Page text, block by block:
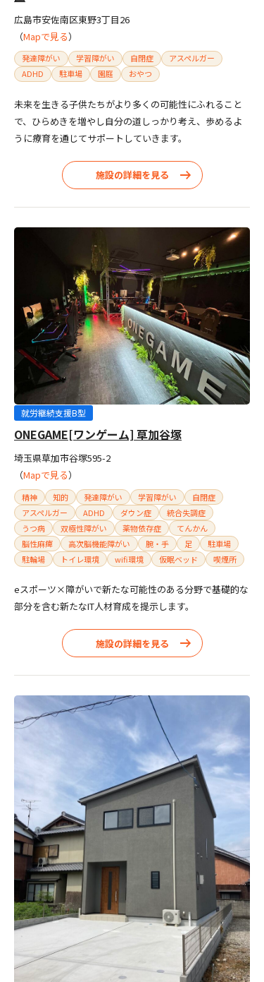
広島市安佐南区東野3丁目26
（Mapで見る）
発達障がい 学習障がい 自閉症
アスペルガー
ADHD
駐車場 園庭 おやつ
未来を生きる子供たちがより多くの可能性にふれること
で、ひらめきを増やし自分の道しっかり考え、歩めるよ
うに療育を通じてサポートしていきます。
施設の詳細を見る
就労継続支援B型
ONEGAME[ワンゲーム] 草加谷塚
埼玉県草加市谷塚595-2
（Mapで見る）
精神 知的 発達障がい 学習障がい
自閉症
アスペルガー
ADHD ダウン症
統合失調症
うつ病
双極性障がい 薬物依存症
てんかん
脳性麻痺
高次脳機能障がい 腕・手 足
駐車場
駐輪場
トイレ環境 wifi環境 仮眠ベッド 喫煙所
eスポーツ×障がいで新たな可能性のある分野で基礎的な
部分を含む新たなIT人材育成を提示します。
施設の詳細を見る